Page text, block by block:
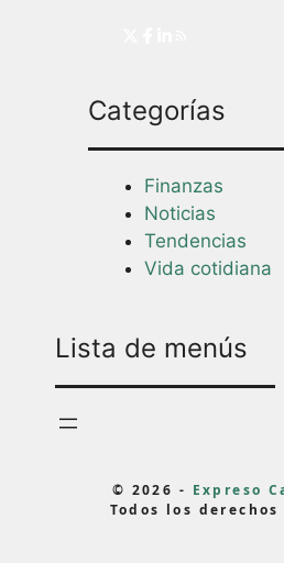
Categorías
Finanzas
Noticias
Tendencias
Vida cotidiana
Lista de menús
© 2026 - Expreso
Todos los